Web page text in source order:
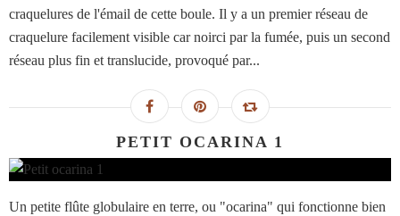
craquelures de l'émail de cette boule. Il y a un premier réseau de
craquelure facilement visible car noirci par la fumée, puis un second
réseau plus fin et translucide, provoqué par...
PETIT OCARINA 1
Un petite flûte globulaire en terre, ou "ocarina" qui fonctionne bien